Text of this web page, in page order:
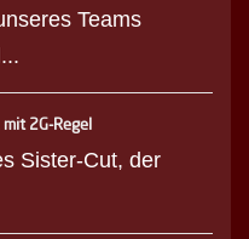
Teams
2G-Regel
Sister-Cut, der